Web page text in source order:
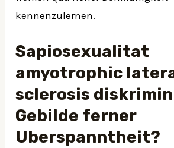
kennenzulernen.
Sapiosexualitat
amyotrophic
sclerosis
Gebilde ferner
Uberspanntheit?